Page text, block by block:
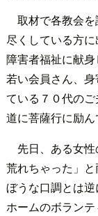
取材で各教会
尽くしている方に
障害者福祉に献
若い会員さん、
ている７０代の
道に菩薩行に励ん
先日、ある女
荒れちゃった」
ぼうな口調とは
ホームのボラン